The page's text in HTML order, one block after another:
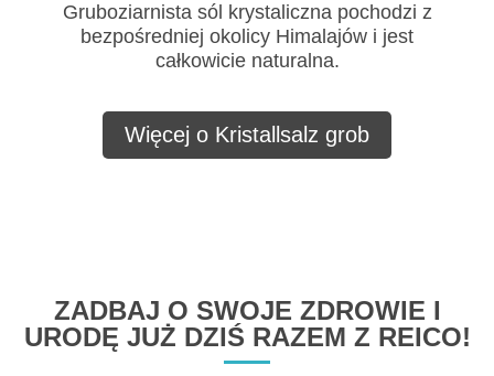
Gruboziarnista sól krystaliczna pochodzi z
bezpośredniej okolicy Himalajów i jest
całkowicie naturalna.
Więcej o Kristallsalz grob
ZADBAJ O SWOJE ZDROWIE I
URODĘ JUŻ DZIŚ RAZEM Z REICO!